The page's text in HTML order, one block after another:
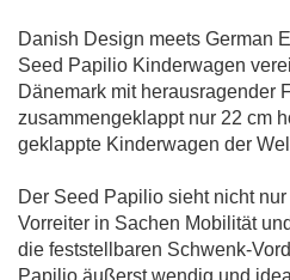
Danish Design meets German
Seed Papilio Kinderwagen
Dänemark mit herausragender
zusammengeklappt nur 22 cm
geklappte Kinderwagen der
Der Seed Papilio sieht nicht
Vorreiter in Sachen Mobilität
die feststellbaren Schwenk-